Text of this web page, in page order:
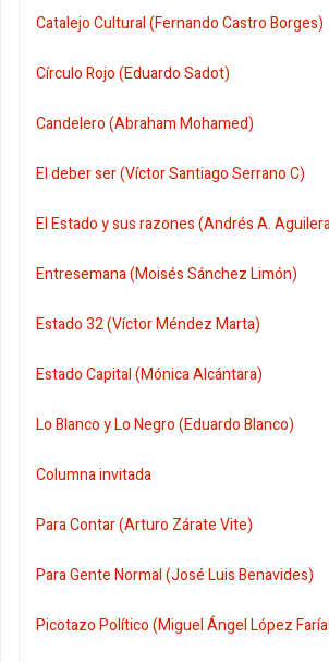
Catalejo Cultural (Fernando Castro Borges)
Círculo Rojo (Eduardo Sadot)
Candelero (Abraham Mohamed)
El deber ser (Víctor Santiago Serrano C)
El Estado y sus razones (Andrés A.
Entresemana (Moisés Sánchez Limón)
Estado 32 (Víctor Méndez Marta)
Estado Capital (Mónica Alcántara)
Lo Blanco y Lo Negro (Eduardo Blanco)
Columna invitada
Para Contar (Arturo Zárate Vite)
Para Gente Normal (José Luis Benavides)
Picotazo Político (Miguel Ángel López